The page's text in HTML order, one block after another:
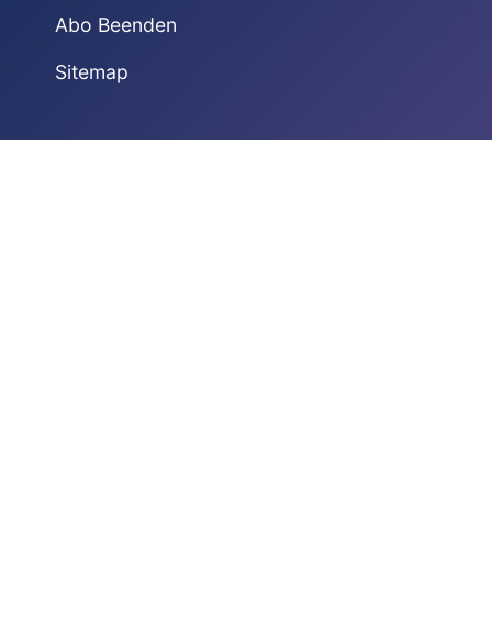
Abo Beenden
Sitemap